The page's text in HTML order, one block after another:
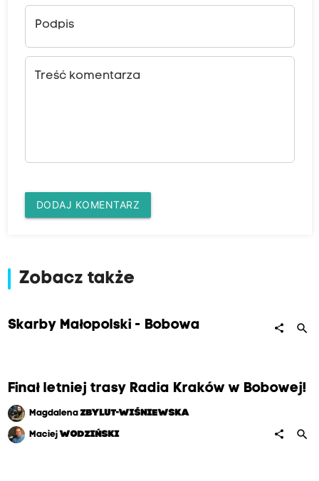
Podpis
Treść komentarza
DODAJ KOMENTARZ
Zobacz także
Skarby Małopolski - Bobowa share search
Finał letniej trasy Radia Kraków w Bobowej!
MagdalenaZBYLUT-WIŚNIEWSKA
Maciej WODZIŃSKI share search